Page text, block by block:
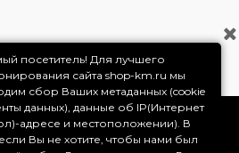
посетитель! Для лучшего
сайта shop-km.ru мы
сбор Ваших метаданных (cookie
данных), данные об IP(Интернет
адресе и местоположении). В
Вы не хотите, чтобы нами был